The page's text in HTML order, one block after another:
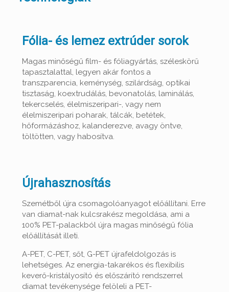
Fólia- és lemez extrúder sorok
Magas minőségű film- és fóliagyártás, széleskörű
tapasztalattal, legyen akár fontos a
transzparencia, keménység, szilárdság, optikai
tisztaság, koextrudálás, bevonatolás, laminálás,
tekercselés, élelmiszeripari-, vagy nem
élelmiszeripari poharak, tálcák, betétek,
hőformázáshoz, kalanderezve, avagy öntve,
töltötten, vagy habosítva.
Újrahasznosítás
Szemétből újra csomagolóanyagot előállítani. Erre
van diamat-nak kulcsrakész megoldása, ami a
100% PET-palackból újra magas minőségű fólia
előállítását illeti.
A-PET, C-PET, sőt, G-PET újrafeldolgozás is
lehetséges. Az energia-takarékos és flexibilis
keverő-kristályosító és előszárító rendszerrel
diamat tevékenysége felöleli a PET-